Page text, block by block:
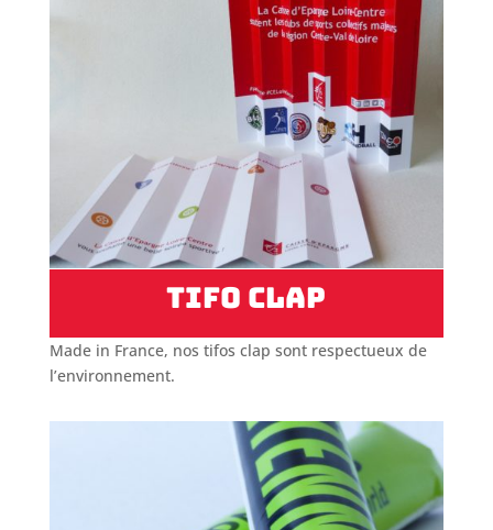
Tifo clap
Made in France, nos tifos clap sont respectueux de
l’environnement.